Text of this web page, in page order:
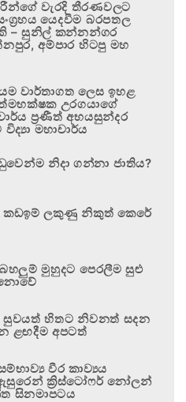
වැරදි තීරණවලට
යෙදවීම බරපතල
– සුනිල් කන්නන්ගර
අම්පාර හිටපු මහ
වාර්තාගත ලෙස ඉහළ
උරගයාගේ
ප්‍රණීත් අභයසුන්දර
මහාචාර්ය
නිදා ගන්නා ජාතිය?
කඩඉම් ලකුණු නිකුත් කෙරේ
මුහුදට පෙරලීම සුළු
හිතට නිවනත් සදන
ළඟදීම අපටත්
වීර කාව්‍යය
ක්‍රිස්ටෝෆර් නෝලන්
සිනමාපටය